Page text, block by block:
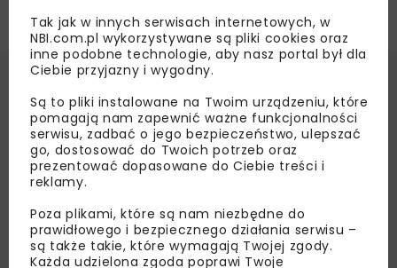
Tak jak w innych serwisach internetowych, w
NBI.com.pl wykorzystywane są pliki cookies oraz
inne podobne technologie, aby nasz portal był dla
Ciebie przyjazny i wygodny.
Są to pliki instalowane na Twoim urządzeniu, które
pomagają nam zapewnić ważne funkcjonalności
serwisu, zadbać o jego bezpieczeństwo, ulepszać
go, dostosować do Twoich potrzeb oraz
prezentować dopasowane do Ciebie treści i
reklamy.
Poza plikami, które są nam niezbędne do
prawidłowego i bezpiecznego działania serwisu –
są także takie, które wymagają Twojej zgody.
Każda udzielona zgoda poprawi Twoje